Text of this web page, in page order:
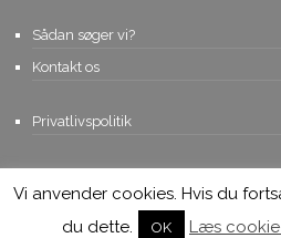
Sådan søger vi?
Kontakt os
Privatlivspolitik
© Copyright 2015, Viviro.com ApS-
tager forbehold for
Vi anvender cookies. Hvis du
du dette.
OK Læs